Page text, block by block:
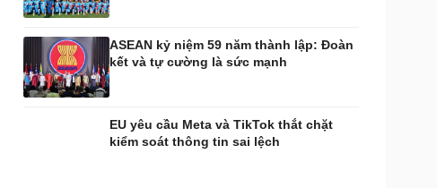
ASEAN kỷ niệm 59 năm thành lập: Đoàn
kết và tự cường là sức mạnh
EU yêu cầu Meta và TikTok thắt chặt
kiểm soát thông tin sai lệch